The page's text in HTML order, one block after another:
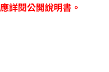
詳閱公開說明書。